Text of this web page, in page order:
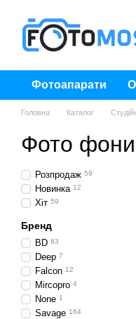
Фотоапарати
Головна Каталог
Фото фони
Розпродаж 59
Новинка 12
Хіт 59
Бренд
BD 83
Deep 7
Falcon 12
Mircopro 4
None 1
Savage 164